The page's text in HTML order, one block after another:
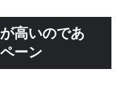
高いのであ
ーン